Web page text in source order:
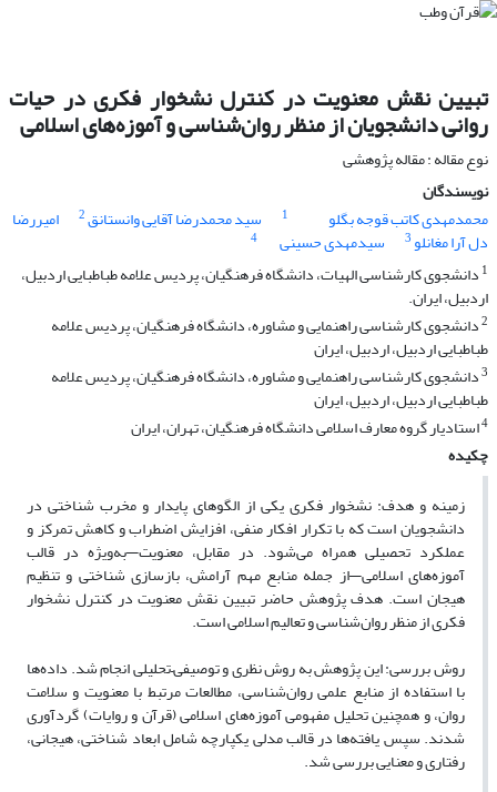
تبیین نقش معنویت در کنترل نشخوار فکری در حیات
روانی دانشجویان از منظر روان‌شناسی و آموزه‌های اسلامی
نوع مقاله : مقاله پژوهشی
نویسندگان
محمدمهدی کاتب قوجه بگلو
1 سید محمدرضا آقایی وانستانق2 امیررضا
دل آرا مغانلو3 سیدمهدی حسینی
4
1 دانشجوی کارشناسی الهیات، دانشگاه فرهنگیان، پردیس علامه طباطبایی اردبیل،
اردبیل، ایران.
2‫دانشجوی کارشناسی راهنمایی و مشاوره، دانشگاه فرهنگیان، پردیس علامه
طباطبایی اردبیل، اردبیل، ایران‬
3دانشجوی کارشناسی راهنمایی و مشاوره، دانشگاه فرهنگیان، پردیس علامه
طباطبایی اردبیل، اردبیل، ایران
4استادیار گروه معارف اسلامی دانشگاه فرهنگیان، تهران، ایران
چکیده
زمینه و هدف: نشخوار فکری یکی از الگوهای پایدار و مخرب شناختی در
دانشجویان است که با تکرار افکار منفی، افزایش اضطراب و کاهش تمرکز و
عملکرد تحصیلی همراه می‌شود. در مقابل، معنویت—به‌ویژه در قالب
آموزه‌های اسلامی—از جمله منابع مهم آرامش، بازسازی شناختی و تنظیم
هیجان است. هدف پژوهش حاضر تبیین نقش معنویت در کنترل نشخوار
فکری از منظر روان‌شناسی و تعالیم اسلامی است.
روش بررسی: این پژوهش به روش نظری و توصیفی–تحلیلی انجام شد. داده‌ها
با استفاده از منابع علمی روان‌شناسی، مطالعات مرتبط با معنویت و سلامت
روان، و همچنین تحلیل مفهومی آموزه‌های اسلامی (قرآن و روایات) گردآوری
شدند. سپس یافته‌ها در قالب مدلی یکپارچه شامل ابعاد شناختی، هیجانی،
رفتاری و معنایی بررسی شد.